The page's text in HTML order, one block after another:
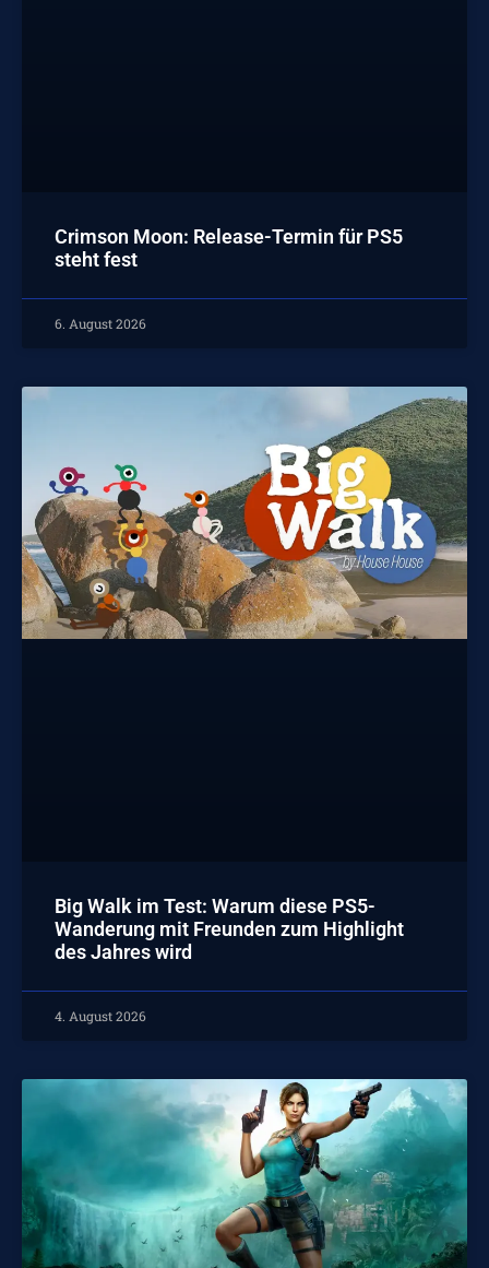
Crimson Moon: Release-Termin für PS5
steht fest
6. August 2026
Big Walk im Test: Warum diese PS5-
Wanderung mit Freunden zum Highlight
des Jahres wird
4. August 2026